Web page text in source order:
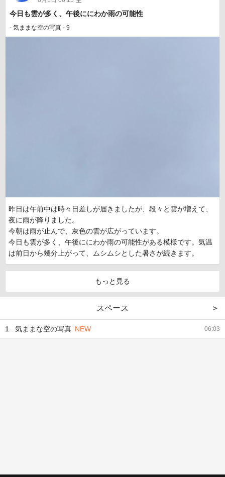
今日も雲が多く、午後ににわか雨の可能性
- 気ままな空の写真 - 9
昨日は午前中は時々日差しが届きましたが、段々と雲が増えて、
夜に雨が降りました。
今朝は雨が止んで、灰色の雲が広がっています。
今日も雲が多く、午後ににわか雨の可能性がある模様です。気温
は前日から幾分上がって、ムシムシとした暑さが続きます。
スペース ＞
1 気ままな空の写真 NEW 06:03